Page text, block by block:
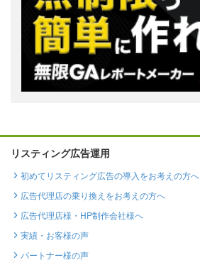
リスティング広告運用
初めてリスティング広告の導入をお考えの方へ
広告代理店の乗り換えをお考えの方へ
広告代理店様・HP制作会社様へ
実績・お客様の声
パートナー様の声